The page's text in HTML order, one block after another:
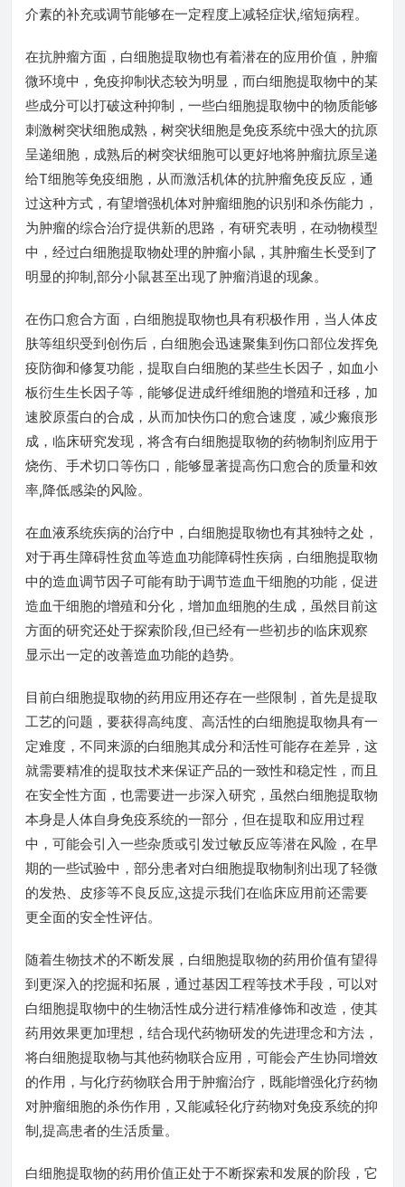
介素的补充或调节能够在一定程度上减轻症状,缩短病程。
在抗肿瘤方面，白细胞提取物也有着潜在的应用价值，肿瘤
微环境中，免疫抑制状态较为明显，而白细胞提取物中的某
些成分可以打破这种抑制，一些白细胞提取物中的物质能够
刺激树突状细胞成熟，树突状细胞是免疫系统中强大的抗原
呈递细胞，成熟后的树突状细胞可以更好地将肿瘤抗原呈递
给T细胞等免疫细胞，从而激活机体的抗肿瘤免疫反应，通
过这种方式，有望增强机体对肿瘤细胞的识别和杀伤能力，
为肿瘤的综合治疗提供新的思路，有研究表明，在动物模型
中，经过白细胞提取物处理的肿瘤小鼠，其肿瘤生长受到了
明显的抑制,部分小鼠甚至出现了肿瘤消退的现象。
在伤口愈合方面，白细胞提取物也具有积极作用，当人体皮
肤等组织受到创伤后，白细胞会迅速聚集到伤口部位发挥免
疫防御和修复功能，提取自白细胞的某些生长因子，如血小
板衍生生长因子等，能够促进成纤维细胞的增殖和迁移，加
速胶原蛋白的合成，从而加快伤口的愈合速度，减少瘢痕形
成，临床研究发现，将含有白细胞提取物的药物制剂应用于
烧伤、手术切口等伤口，能够显著提高伤口愈合的质量和效
率,降低感染的风险。
在血液系统疾病的治疗中，白细胞提取物也有其独特之处，
对于再生障碍性贫血等造血功能障碍性疾病，白细胞提取物
中的造血调节因子可能有助于调节造血干细胞的功能，促进
造血干细胞的增殖和分化，增加血细胞的生成，虽然目前这
方面的研究还处于探索阶段,但已经有一些初步的临床观察
显示出一定的改善造血功能的趋势。
目前白细胞提取物的药用应用还存在一些限制，首先是提取
工艺的问题，要获得高纯度、高活性的白细胞提取物具有一
定难度，不同来源的白细胞其成分和活性可能存在差异，这
就需要精准的提取技术来保证产品的一致性和稳定性，而且
在安全性方面，也需要进一步深入研究，虽然白细胞提取物
本身是人体自身免疫系统的一部分，但在提取和应用过程
中，可能会引入一些杂质或引发过敏反应等潜在风险，在早
期的一些试验中，部分患者对白细胞提取物制剂出现了轻微
的发热、皮疹等不良反应,这提示我们在临床应用前还需要
更全面的安全性评估。
随着生物技术的不断发展，白细胞提取物的药用价值有望得
到更深入的挖掘和拓展，通过基因工程等技术手段，可以对
白细胞提取物中的生物活性成分进行精准修饰和改造，使其
药用效果更加理想，结合现代药物研发的先进理念和方法，
将白细胞提取物与其他药物联合应用，可能会产生协同增效
的作用，与化疗药物联合用于肿瘤治疗，既能增强化疗药物
对肿瘤细胞的杀伤作用，又能减轻化疗药物对免疫系统的抑
制,提高患者的生活质量。
白细胞提取物的药用价值正处于不断探索和发展的阶段，它